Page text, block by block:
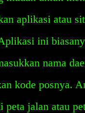
aplikasi atau
ini
nama
kode posnya.
peta jalan atau